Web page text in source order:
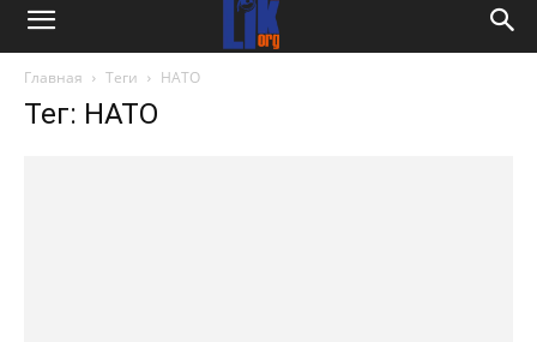
Главная Теги НАТО
Тег: НАТО